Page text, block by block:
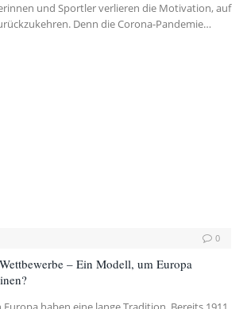
und Sportler verlieren die Motivation, auf
Denn die Corona-Pandemie…
0
– Ein Modell, um Europa